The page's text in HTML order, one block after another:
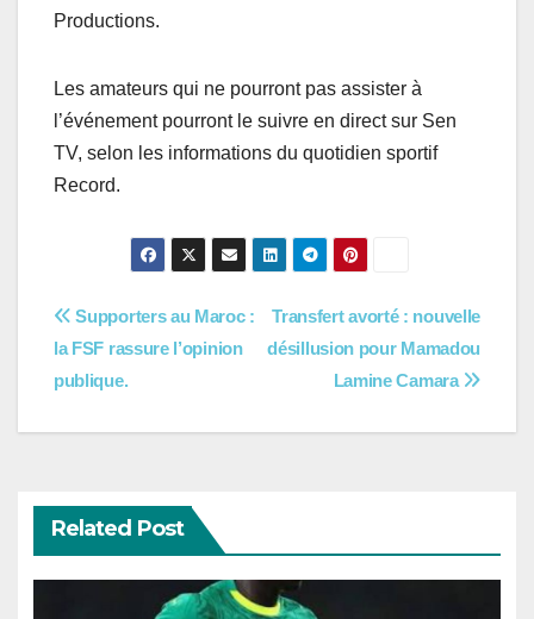
Productions.
Les amateurs qui ne pourront pas assister à
l’événement pourront le suivre en direct sur Sen
TV, selon les informations du quotidien sportif
Record.
Navigation
de
l’article
Transfert avorté : nouvelle
désillusion pour Mamadou
Lamine Camara
Supporters au Maroc :
la FSF rassure l’opinion
publique.
Related Post